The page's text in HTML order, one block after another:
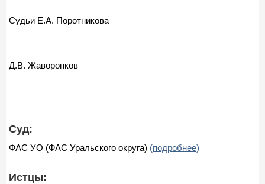
Судьи Е.А. Поротникова
Д.В. Жаворонков
Суд:
ФАС УО (ФАС Уральского округа) (подробнее)
Истцы: